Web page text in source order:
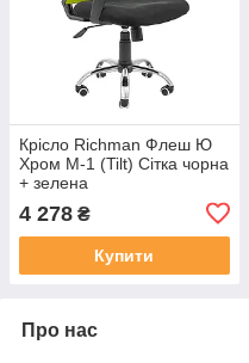
Крісло Richman Флеш Ю
Хром М-1 (Tilt) Сітка чорна
+ зелена
4 278 ₴
Купити
Про нас